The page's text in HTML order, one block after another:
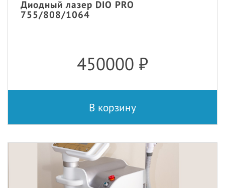
Диодный лазер DIO PRO
755/808/1064
450000 ₽
В корзину